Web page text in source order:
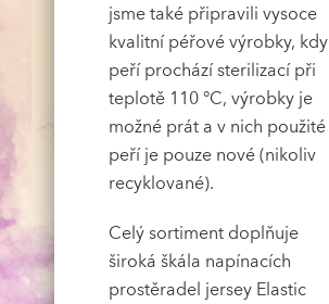
jsme také připravili vysoce
kvalitní péřové výrobky, kdy
peří prochází sterilizací při
teplotě 110 °C, výrobky je
možné prát a v nich použité
peří je pouze nové (nikoliv
recyklované).
Celý sortiment doplňuje
široká škála napínacích
prostěradel jersey Elastic